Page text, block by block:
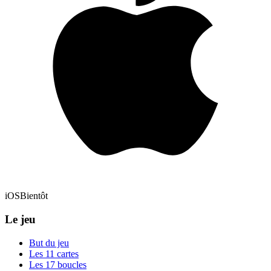
iOSBientôt
Le jeu
But du jeu
Les 11 cartes
Les 17 boucles